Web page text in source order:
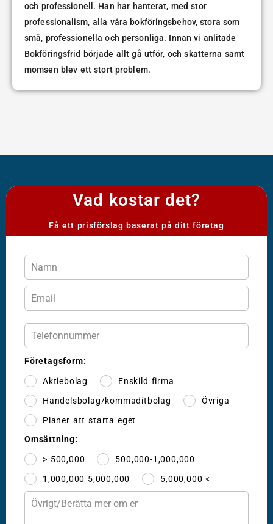
och professionell. Han har hanterat, med stor
professionalism, alla våra bokföringsbehov, stora som
små, professionella och personliga. Innan vi anlitade
Bokföringsfrid började allt gå utför, och skatterna samt
momsen blev ett stort problem.
Vad kostar det?
Få ett prisförslag baserat på ditt företag
Företagsform:
Aktiebolag
Enskild firma
Handelsbolag/kommaditbolag
Övriga
Planer att starta eget
Omsättning:
> 500,000
500,000-1,000,000
1,000,000-5,000,000
5,000,000 <